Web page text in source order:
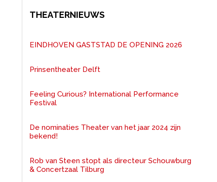
THEATERNIEUWS
EINDHOVEN GASTSTAD DE OPENING 2026
Prinsentheater Delft
Feeling Curious? International Performance
Festival
De nominaties Theater van het jaar 2024 zijn
bekend!
Rob van Steen stopt als directeur Schouwburg
& Concertzaal Tilburg